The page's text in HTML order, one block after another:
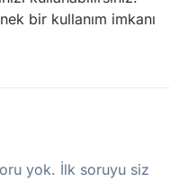
bir kullanım imkanı
yok. İlk soruyu siz